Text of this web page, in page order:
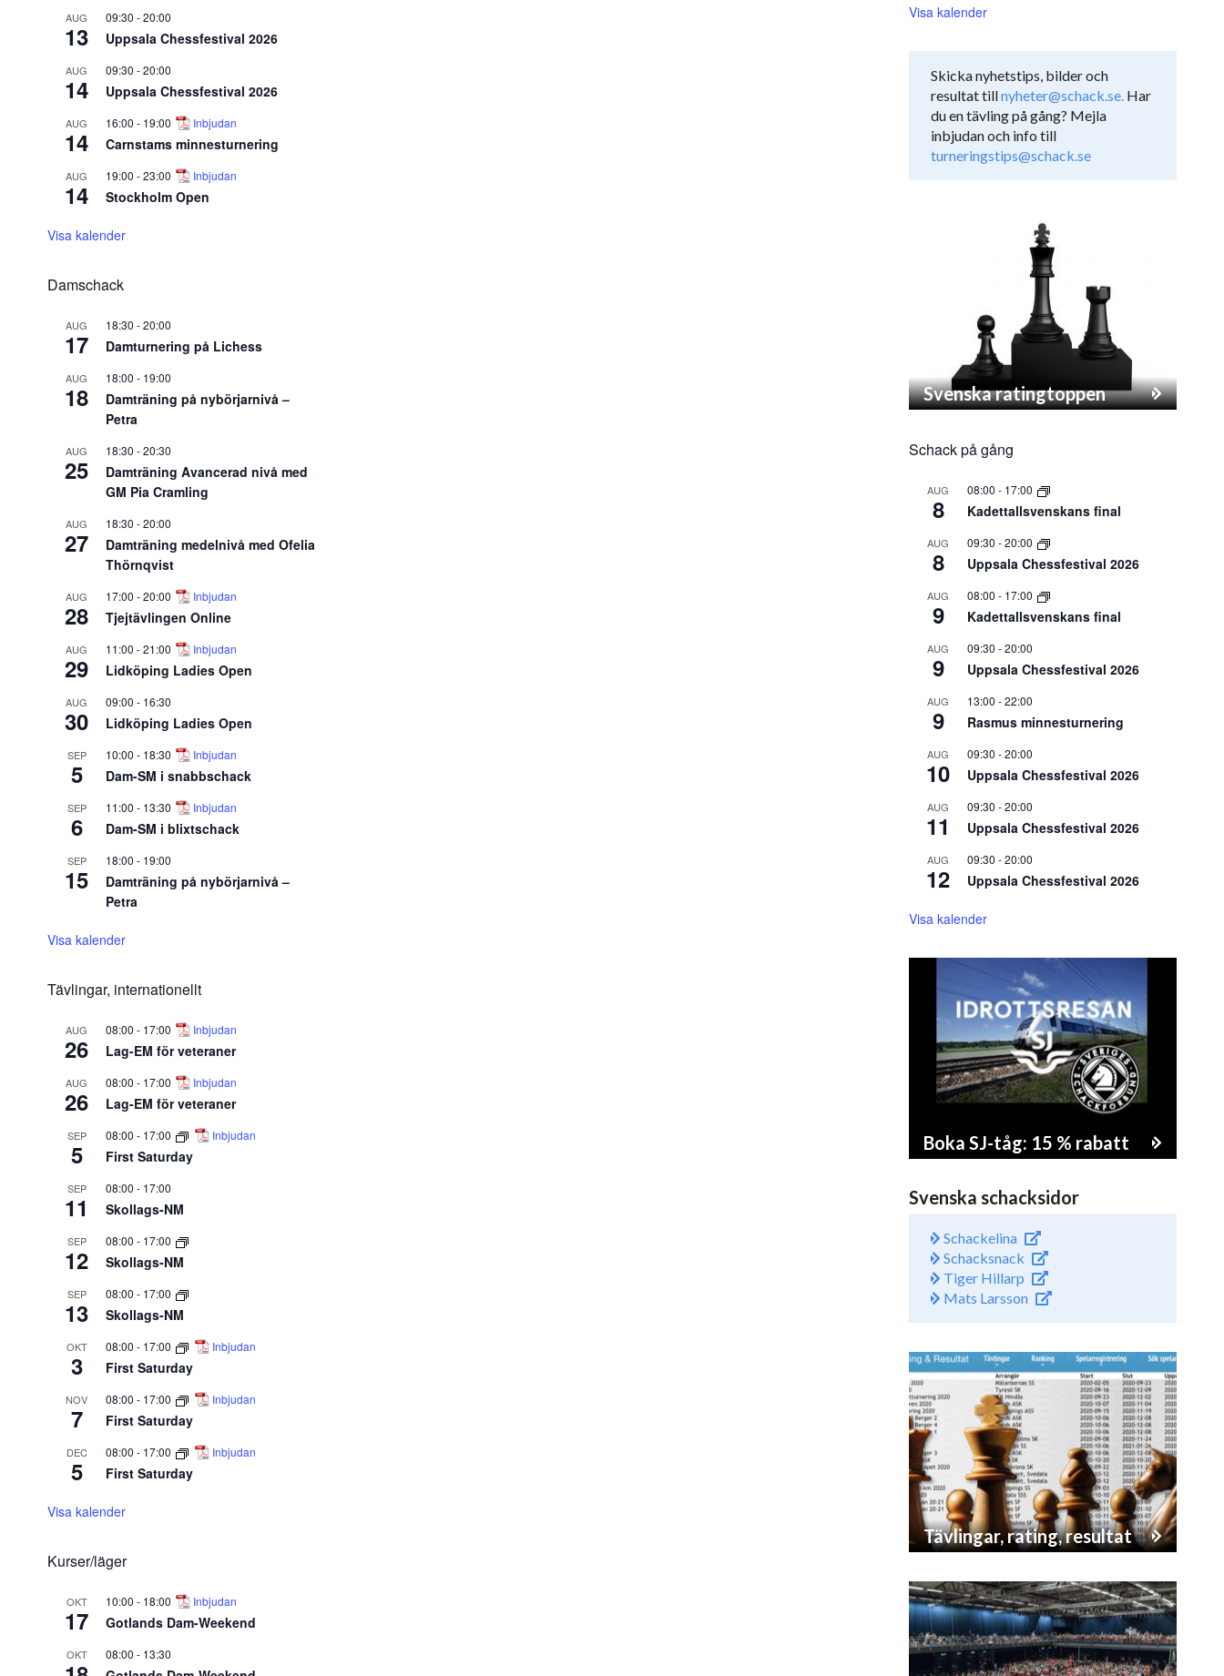
AUG
13
09:30 -20:00
Uppsala Chessfestival 2026
AUG
14
09:30 -20:00
Uppsala Chessfestival 2026
AUG
14
16:00 - 19:00 Inbjudan
Carnstams minnesturnering
AUG
14
19:00 -23:00 Inbjudan
Stockholm Open
Visa kalender
Damschack
AUG
17
18:30 -20:00
Damturnering på Lichess
AUG
18
18:00 - 19:00
Damträning på nybörjarnivå –
Petra
AUG
25
18:30 -20:30
Damträning Avancerad nivå med
GM Pia Cramling
AUG
27
18:30 -20:00
Damträning medelnivå med Ofelia
Thörnqvist
AUG
28
17:00 -20:00 Inbjudan
Tjejtävlingen Online
AUG
29
11:00 -21:00 Inbjudan
Lidköping Ladies Open
AUG
30
09:00 - 16:30
Lidköping Ladies Open
SEP
5
10:00 - 18:30 Inbjudan
Dam-SM i snabbschack
SEP
6
11:00 - 13:30 Inbjudan
Dam-SM i blixtschack
SEP
15
18:00 - 19:00
Damträning på nybörjarnivå –
Petra
Visa kalender
Tävlingar, internationellt
AUG
26
08:00 - 17:00 Inbjudan
Lag-EM för veteraner
AUG
26
08:00 - 17:00 Inbjudan
Lag-EM för veteraner
SEP
5
08:00 - 17:00 Inbjudan
First Saturday
SEP
11
08:00 - 17:00
Skollags-NM
SEP
12
08:00 - 17:00
Skollags-NM
SEP
13
08:00 - 17:00
Skollags-NM
OKT
3
08:00 - 17:00 Inbjudan
First Saturday
NOV
7
08:00 - 17:00 Inbjudan
First Saturday
DEC
5
08:00 - 17:00 Inbjudan
First Saturday
Visa kalender
Kurser/läger
OKT
17
10:00 - 18:00 Inbjudan
Gotlands Dam-Weekend
OKT 08:00 - 13:30
Visa kalender
Skicka nyhetstips, bilder och
resultat tillnyheter@schack.se. Har
du en tävling på gång? Mejla
inbjudan och info till
turneringstips@schack.se
Svenska ratingtoppen
Schack på gång
AUG
8
08:00 - 17:00
Kadettallsvenskans final
AUG
8
09:30 -20:00
Uppsala Chessfestival 2026
AUG
9
08:00 - 17:00
Kadettallsvenskans final
AUG
9
09:30 -20:00
Uppsala Chessfestival 2026
AUG
9
13:00 -22:00
Rasmus minnesturnering
AUG
10
09:30 -20:00
Uppsala Chessfestival 2026
AUG
11
09:30 -20:00
Uppsala Chessfestival 2026
AUG
12
09:30 -20:00
Uppsala Chessfestival 2026
Visa kalender
Boka SJ-tåg: 15 % rabatt
Svenska schacksidor
Schackelina
Schacksnack
Tiger Hillarp
Mats Larsson
Tävlingar, rating, resultat